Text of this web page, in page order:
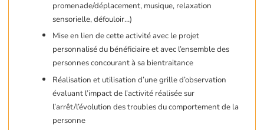
promenade/déplacement, musique, relaxation
sensorielle, défouloir…)
Mise en lien de cette activité avec le projet
personnalisé du bénéficiaire et avec l’ensemble des
personnes concourant à sa bientraitance
Réalisation et utilisation d’une grille d’observation
évaluant l’impact de l’activité réalisée sur
l’arrêt/l’évolution des troubles du comportement de la
personne